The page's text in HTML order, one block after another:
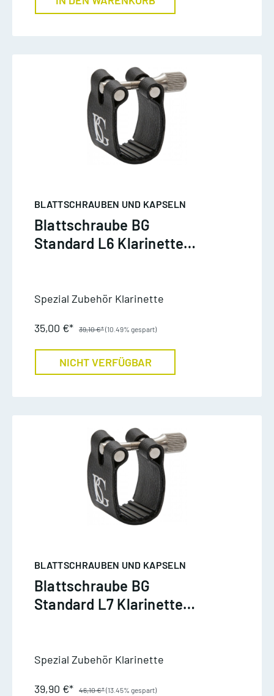
BLATTSCHRAUBEN UND KAPSELN
Blattschraube BG
Standard L6 Klarinette
Spezial Zubehör Klarinette
35,00 €* 39,10 €*(10.49% gespart)
NICHT VERFÜGBAR
BLATTSCHRAUBEN UND KAPSELN
Blattschraube BG
Standard L7 Klarinette
Spezial Zubehör Klarinette
39,90 €* 46,10 €*(13.45% gespart)